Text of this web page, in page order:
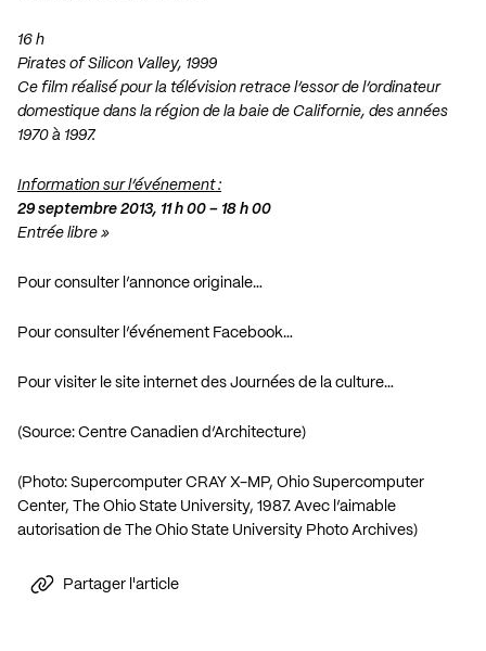
16 h
Pirates of Silicon Valley, 1999
Ce film réalisé pour la télévision retrace l’essor de l’ordinateur
domestique dans la région de la baie de Californie, des années
1970 à 1997.
Information sur l’événement :
29 septembre 2013, 11 h 00 – 18 h 00
Entrée libre »
Pour consulter l’annonce originale…
Pour consulter l’événement Facebook…
Pour visiter le site internet des Journées de la culture…
(Source: Centre Canadien d’Architecture)
(Photo: Supercomputer CRAY X-MP, Ohio Supercomputer
Center, The Ohio State University, 1987. Avec l’aimable
autorisation de The Ohio State University Photo Archives)
Partager l'article